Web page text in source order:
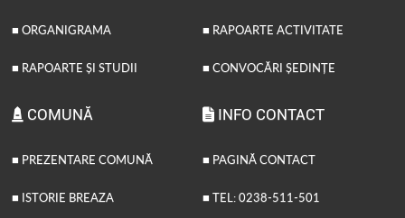
■ ORGANIGRAMA
■ RAPOARTE ȘI STUDII
■ RAPOARTE ACTIVITATE
■ CONVOCĂRI ȘEDINȚE
COMUNĂ
■ PREZENTARE COMUNĂ
■ ISTORIE BREAZA
INFO CONTACT
■ PAGINĂ CONTACT
■ TEL: 0238-511-501